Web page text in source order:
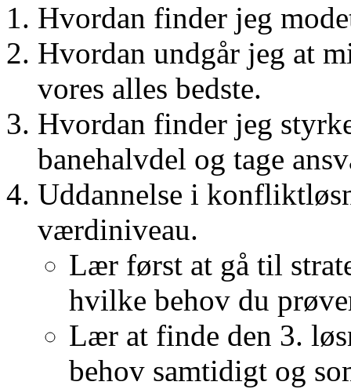
Hvordan finder jeg
Hvordan undgår jeg at
vores alles bedste.
Hvordan finder jeg
banehalvdel og tage
Uddannelse i
værdiniveau.
Lær først at gå til
hvilke behov du
Lær at finde den 3.
behov samtidigt og